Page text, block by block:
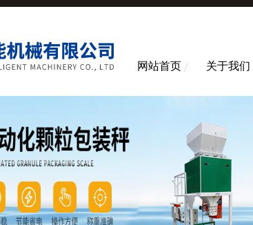
网站首页 关于我们